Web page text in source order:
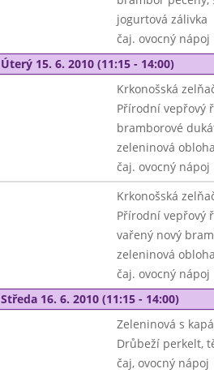
jogurtová zálivka
čaj. ovocný nápoj
Úterý 15. 6. 2010 (11:15 - 14:00)
Krkonošská
Přírodní vepřový
bramborové
zeleninová
čaj. ovocný nápoj
Krkonošská
Přírodní vepřový
vařený nový
zeleninová
čaj. ovocný nápoj
Středa 16. 6. 2010 (11:15 - 14:00)
Zeleninová s
Drůbeží perkelt,
čaj, ovocný nápoj